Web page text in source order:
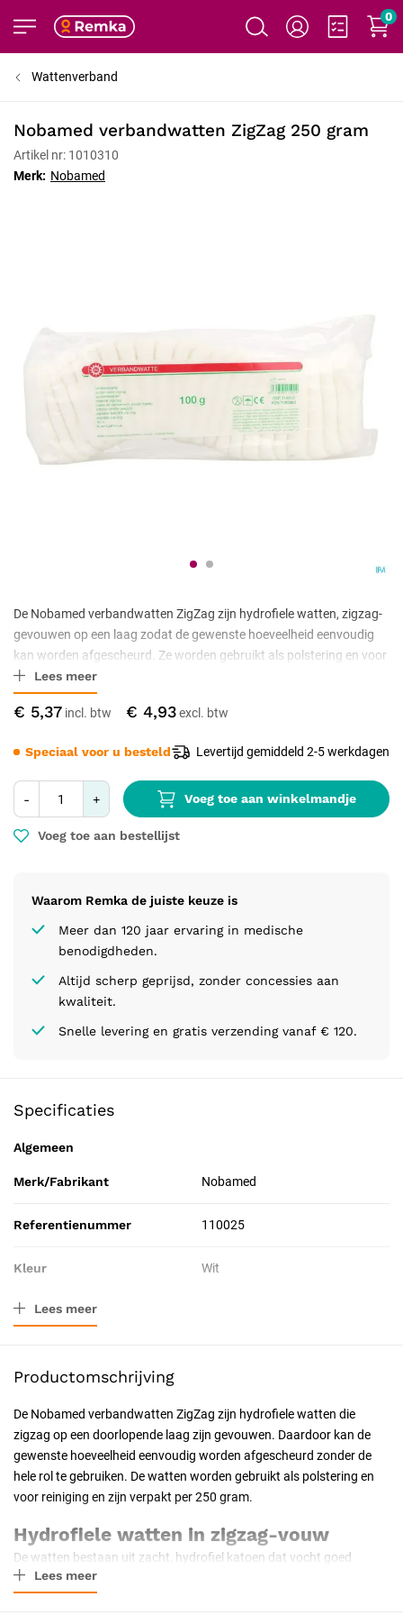
0
Wattenverband
Nobamed verbandwatten ZigZag 250 gram
Artikel nr: 1010310
Merk: Nobamed
€ 5,37 € 4,93
- + Voeg toe aan winkelmandje
Voeg toe aan bestellijst
Waarom Remka de juiste keuze is
Meer dan 120 jaar ervaring in medische
benodigdheden.
Altijd scherp geprijsd, zonder concessies aan
kwaliteit.
Snelle levering en gratis verzending vanaf € 120.
Speciaal voor u besteld Levertijd gemiddeld 2-5 werkdagen
De Nobamed verbandwatten ZigZag zijn hydrofiele watten, zigzag-
gevouwen op een laag zodat de gewenste hoeveelheid eenvoudig
kan worden afgescheurd. Ze worden gebruikt als polstering en voor
reiniging. De verpakking bevat 250 gram.
Lees meer
Specificaties
Algemeen
Merk/Fabrikant Nobamed
Referentienummer 110025
Kleur Wit
Materiaal
Inhoud 250 g - 499 g
Toepassing Therapeutisch
Probleem
Doorligwonden, Diepe wonden,
Oppervlakkige wonden, Vochtige
Lees meer
Productomschrijving
De Nobamed verbandwatten ZigZag zijn hydrofiele watten die
zigzag op een doorlopende laag zijn gevouwen. Daardoor kan de
gewenste hoeveelheid eenvoudig worden afgescheurd zonder de
hele rol te gebruiken. De watten worden gebruikt als polstering en
voor reiniging en zijn verpakt per 250 gram.
Hydrofiele watten in zigzag-vouw
De watten bestaan uit zacht, hydrofiel katoen dat vocht goed
opneemt. De zigzag-vouw maakt het doseren hygiënisch en
Lees meer